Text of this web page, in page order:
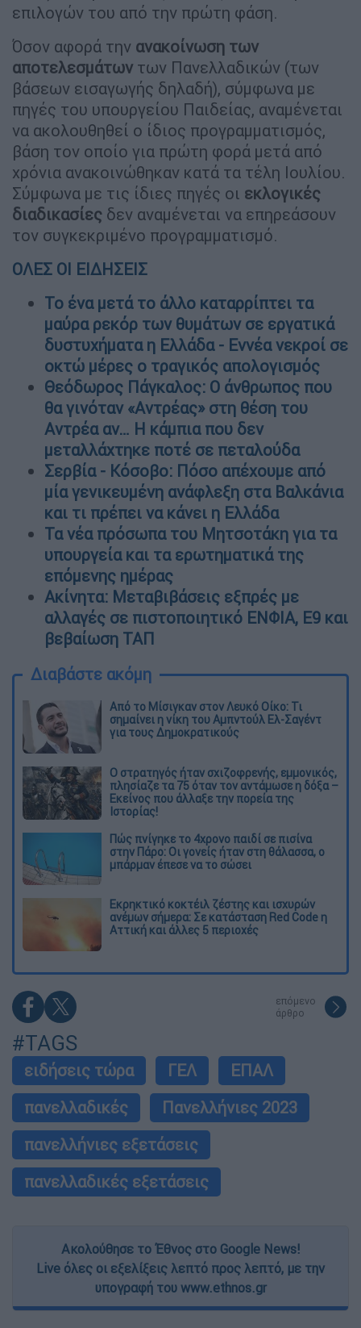
επιλογών του από την πρώτη φάση.
Όσον αφορά την ανακοίνωση των
αποτελεσμάτων των Πανελλαδικών (των
βάσεων εισαγωγής δηλαδή), σύμφωνα με
πηγές του υπουργείου Παιδείας, αναμένεται
να ακολουθηθεί ο ίδιος προγραμματισμός,
βάση τον οποίο για πρώτη φορά μετά από
χρόνια ανακοινώθηκαν κατά τα τέλη Ιουλίου.
Σύμφωνα με τις ίδιες πηγές οι εκλογικές
διαδικασίες δεν αναμένεται να επηρεάσουν
τον συγκεκριμένο προγραμματισμό.
ΟΛΕΣ ΟΙ ΕΙΔΗΣΕΙΣ
Το ένα μετά το άλλο καταρρίπτει τα
μαύρα ρεκόρ των θυμάτων σε εργατικά
δυστυχήματα η Ελλάδα - Εννέα νεκροί σε
οκτώ μέρες ο τραγικός απολογισμός
Θεόδωρος Πάγκαλος: Ο άνθρωπος που
θα γινόταν «Αντρέας» στη θέση του
Αντρέα αν… Η κάμπια που δεν
μεταλλάχτηκε ποτέ σε πεταλούδα
Σερβία - Κόσοβο: Πόσο απέχουμε από
μία γενικευμένη ανάφλεξη στα Βαλκάνια
και τι πρέπει να κάνει η Ελλάδα
Τα νέα πρόσωπα του Μητσοτάκη για τα
υπουργεία και τα ερωτηματικά της
επόμενης ημέρας
Ακίνητα: Μεταβιβάσεις εξπρές με
αλλαγές σε πιστοποιητικό ΕΝΦΙΑ, Ε9 και
βεβαίωση ΤΑΠ
Διαβάστε ακόμη
Από το Μίσιγκαν στον Λευκό Οίκο: Τι
σημαίνει η νίκη του Αμπντούλ Ελ-Σαγέντ
για τους Δημοκρατικούς
O στρατηγός ήταν σχιζοφρενής, εμμονικός,
πλησίαζε τα 75 όταν τον αντάμωσε η δόξα –
Εκείνος που άλλαξε την πορεία της
Ιστορίας!
Πώς πνίγηκε το 4χρονο παιδί σε πισίνα
στην Πάρο: Οι γονείς ήταν στη θάλασσα, ο
μπάρμαν έπεσε να το σώσει
Εκρηκτικό κοκτέιλ ζέστης και ισχυρών
ανέμων σήμερα: Σε κατάσταση Red Code η
Αττική και άλλες 5 περιοχές
επόμενο
άρθρο
#TAGS
ειδήσεις τώρα ΓΕΛ
ΕΠΑΛ
πανελλαδικές
Πανελλήνιες 2023
πανελλήνιες εξετάσεις
πανελλαδικές εξετάσεις
Ακολούθησε το Έθνος στο Google News!
Live όλες οι εξελίξεις λεπτό προς λεπτό, με την
υπογραφή του www.ethnos.gr